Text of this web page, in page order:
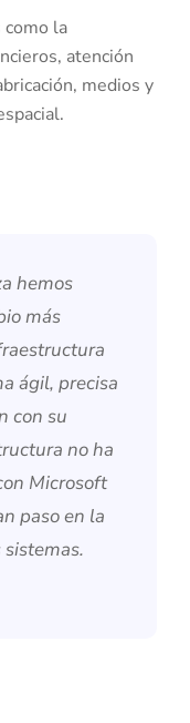
como la
atención
medios y
hemos
más
ágil, precisa
con su
no ha
Microsoft
paso en la